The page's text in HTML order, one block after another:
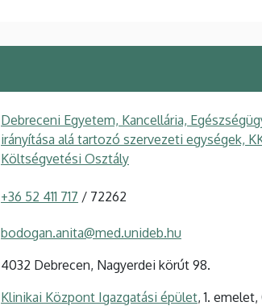
Debreceni Egyetem, Kancellária,
irányítása alá tartozó szervezeti egységek,
Költségvetési Osztály
+36 52 411 717 / 72262
bodogan.anita@med.unideb.hu
4032 Debrecen, Nagyerdei körút 98.
Klinikai Központ Igazgatási épület, 1. emelet,